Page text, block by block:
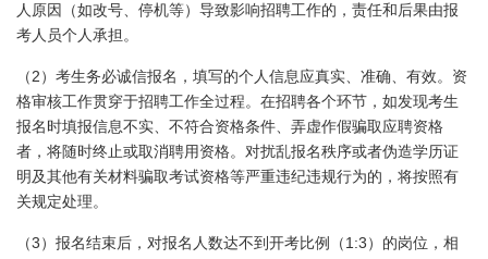
人原因（如改号、停机等）导致影响招聘工作的，责任和后果由报
考人员个人承担。
（ 2 ）考生务必诚信报名，填写的个人信息应真实、准确、有效。资
格审核工作贯穿于招聘工作全过程。在招聘各个环节，如发现考生
报名时填报信息不实、不符合资格条件、弄虚作假骗取应聘资格
者，将随时终止或取消聘用资格。对扰乱报名秩序或者伪造学历证
明及其他有关材料骗取考试资格等严重违纪违规行为的，将按照有
关规定处理。
（3 ）报名结束后，对报名人数达不到开考比例（ 1:3 ）的岗位，相